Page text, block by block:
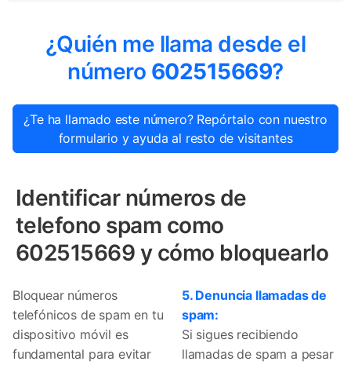
¿Quién me llama desde el
número 602515669?
¿Te ha llamado este número? Repórtalo con nuestro
formulario y ayuda al resto de visitantes
Identificar números de
telefono spam como
602515669 y cómo bloquearlo
Bloquear números
telefónicos de spam en tu
dispositivo móvil es
fundamental para evitar
5. Denuncia llamadas de
spam:
Si sigues recibiendo
llamadas de spam a pesar